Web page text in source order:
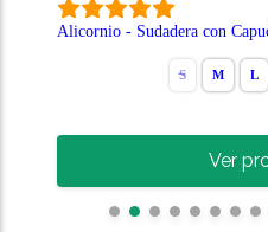
Alicornio - Sudadera con
S M L
Ver